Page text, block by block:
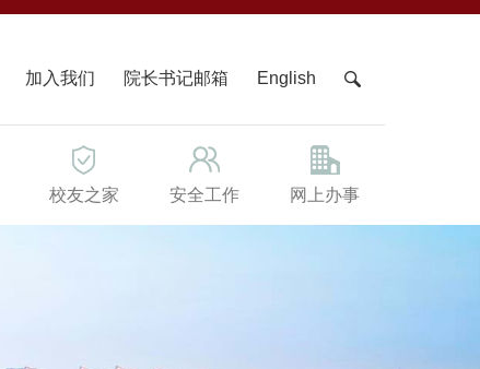
加入我们 院长书记邮箱 English
校友之家 安全工作 网上办事